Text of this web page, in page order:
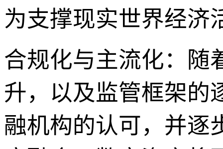
为支撑现实世界经济
合规化与主流化：随
升，以及监管框架的
融机构的认可，并逐